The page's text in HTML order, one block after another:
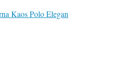
Kaos Polo Elegan